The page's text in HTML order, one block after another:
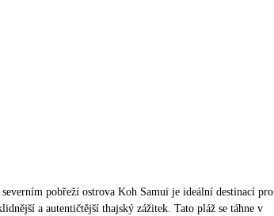
severním pobřeží ostrova Koh Samui je ideální destinací pro
a autentičtější thajský zážitek. Tato pláž se táhne v